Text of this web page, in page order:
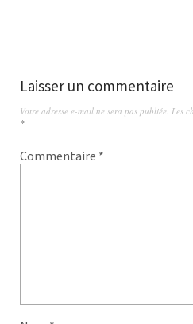
Laisser un commentaire
Votre adresse e-mail ne sera pas publiée. Les
*
Commentaire *